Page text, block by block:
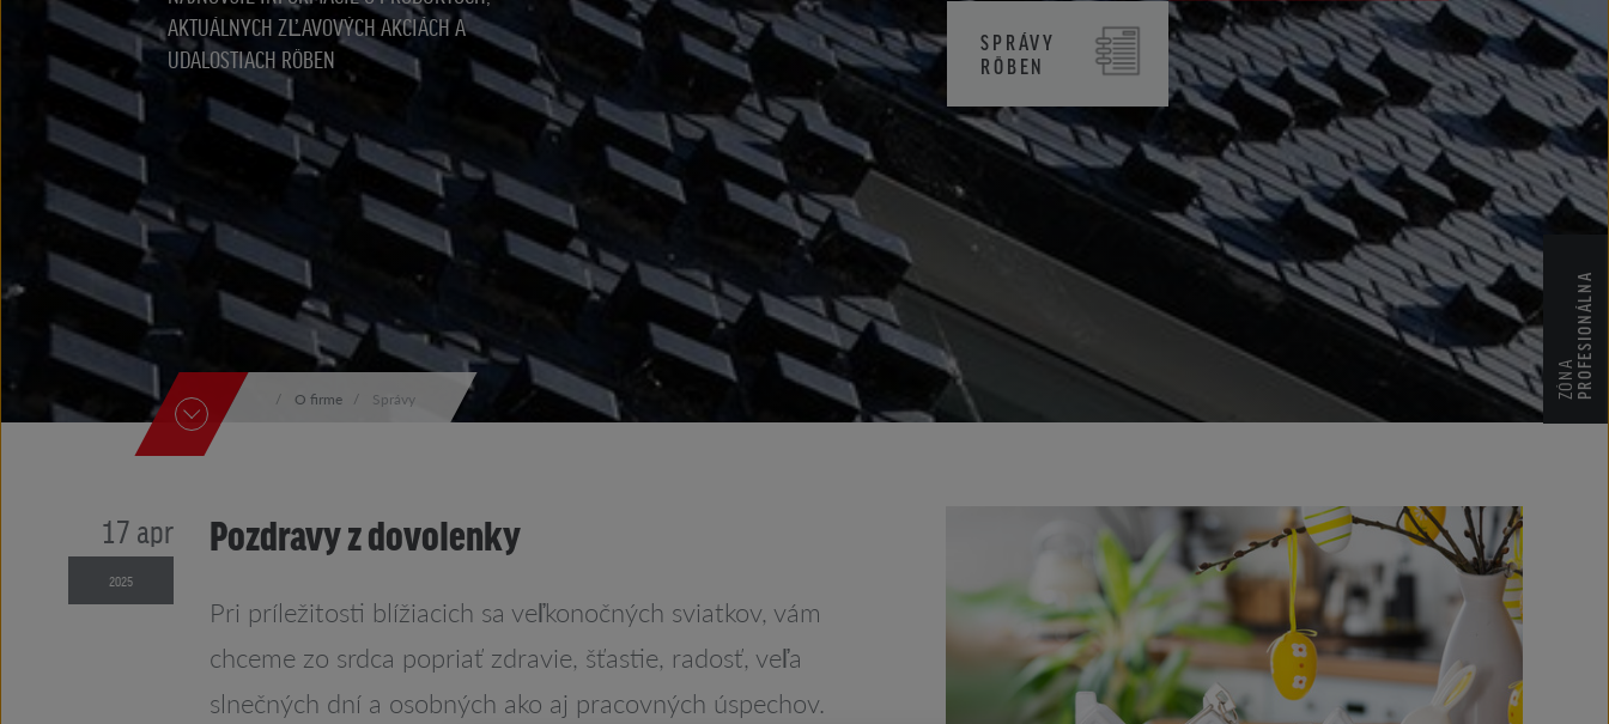
CENNÍKY
CERTIFIKÁTY ZKP
AKTUÁLNYCH ZĽAVOVÝCH AKCIÁCH A
UDALOSTIACH RÖBEN
SPRÁVY
RÖBEN
ZÓNAPROFESIONÁLNA
O firme Správy
17 apr
2025
Pozdravy z dovolenky
Pri príležitosti blížiacich sa veľkonočných sviatkov, vám
chceme zo srdca popriať zdravie, šťastie, radosť, veľa
slnečných dní a osobných ako aj pracovných úspechov.